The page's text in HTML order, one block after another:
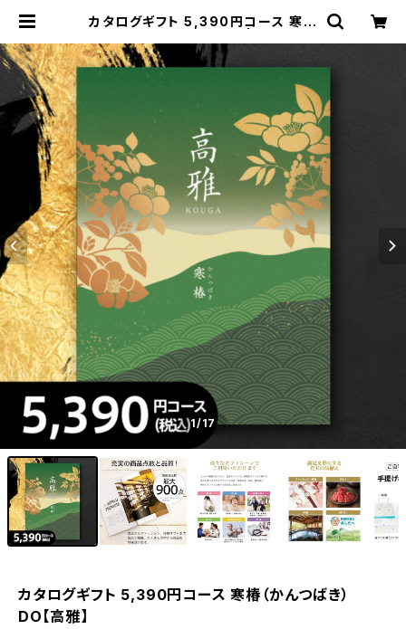
カタログギフト 5,390円コース 寒椿
セノヲオンラインストア
1/17
カタログギフト 5,390円コース 寒椿（かんつばき）
DO【高雅】